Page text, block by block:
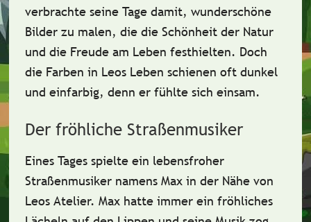
verbrachte seine Tage damit, wunderschöne
Bilderzu malen, die die Schönheit der Natur
und die Freude am Leben festhielten. Doch
die Farben in Leos Leben schienen oft dunkel
und einfarbig, denn er fühlte sich einsam.
Der fröhliche Straßenmusiker
Eines Tages spielte ein lebensfroher
Straßenmusikernamens Max in der Nähe von
Leos Atelier. Max hatte immer ein fröhliches